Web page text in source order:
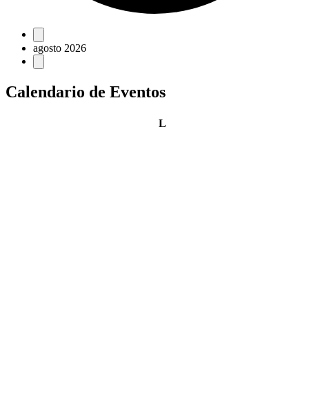
Eventos
agosto 2026
Calendario de Eventos
Llunes